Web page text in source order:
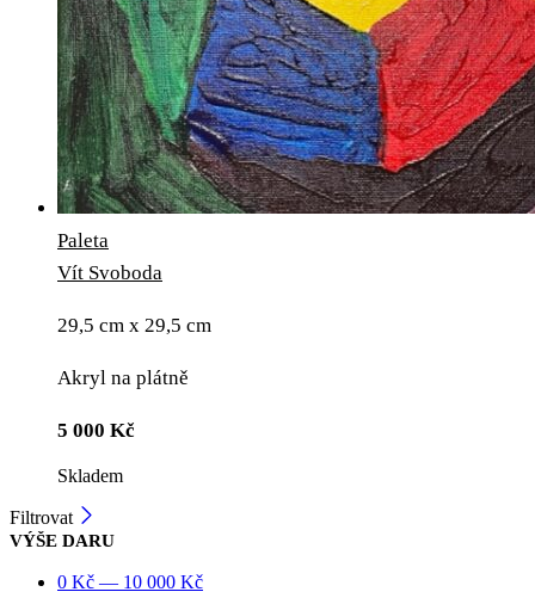
Paleta
Vít Svoboda
29,5 cm x 29,5 cm
Akryl na plátně
5 000 Kč
Skladem
Filtrovat
VÝŠE DARU
0 Kč — 10 000 Kč